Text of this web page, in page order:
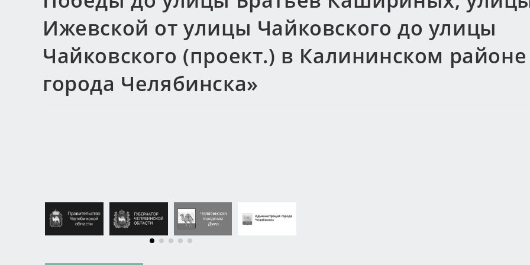
Ижевской от улицы Чайковского до улицы
Чайковского (проект.) в Калининском районе
города Челябинска»